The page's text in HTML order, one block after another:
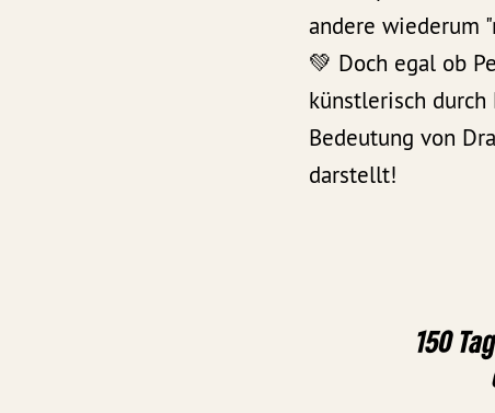
andere wiederum
💚 Doch egal ob
künstlerisch
Bedeutung von
darstellt!
150